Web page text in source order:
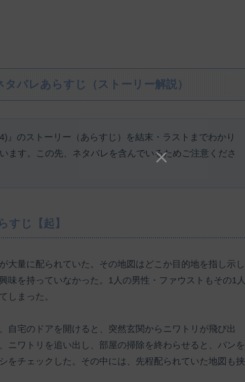
バレあらすじ（ストーリー解説）
』のストーリー（あらすじ）を結末・ラストまでわかり
ます。この先、ネタバレを含んでいるためご注意くださ
すじ【起】
大量に配られていた。その地図はどこか目的地を指し示し
味を持っていなかった。1人の男性・ファウストもその1人
しまった。
自宅のドアを開けると、突然玄関からニワトリが飛び出
ニワトリを追い出し、部屋の掃除を終わらせると、パンを
をチェックした。その中には、先程配られていた地図も挟